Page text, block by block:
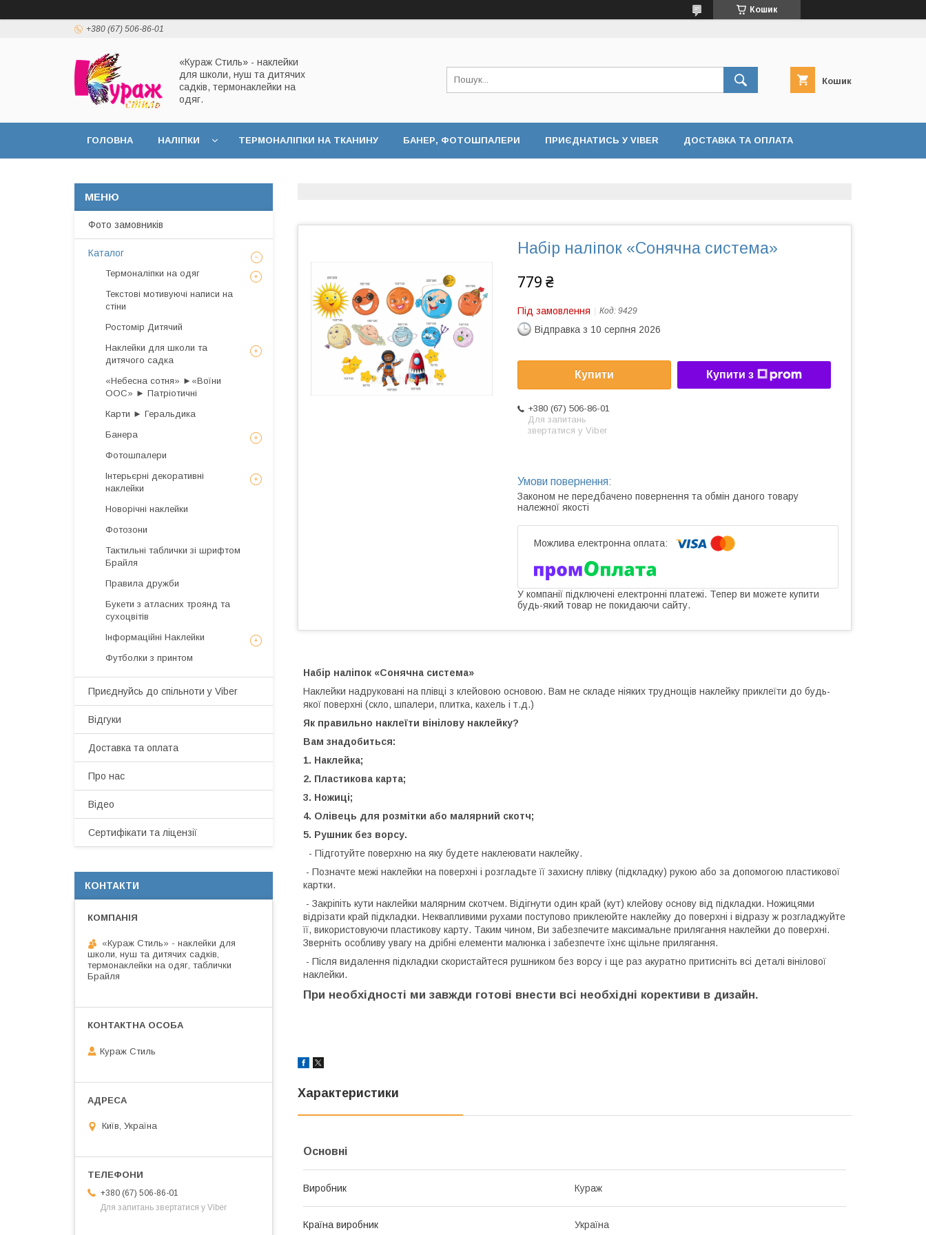
Кошик
+380 (67) 506-86-01
«Кураж Стиль» - наклейки
для школи, нуш та дитячих
садків, термонаклейки на
одяг.
Кошик
ГОЛОВНА НАЛІПКИ ТЕРМОНАЛІПКИ НА ТКАНИНУ БАНЕР, ФОТОШПАЛЕРИ ПРИЄДНАТИСЬ У VIBER ДОСТАВКА ТА ОПЛАТА
Набір наліпок «Сонячна система»
779 ₴
Під замовлення Код: 9429
Відправка з 10 серпня 2026
Купити Купити з
+380 (67) 506-86-01
Для запитань
звертатися у Viber
Законом не передбачено повернення та обмін даного товару
належної якості
У компанії підключені електронні платежі. Тепер ви можете купити
будь-який товар не покидаючи сайту.
Набір наліпок «Сонячна система»
Наклейки надруковані на плівці з клейовою основою. Вам не складе ніяких труднощів наклейку приклеїти до будь-
якої поверхні (скло, шпалери, плитка, кахель і т.д.)
Як правильно наклеїти вінілову наклейку?
Вам знадобиться:
1. Наклейка;
2. Пластикова карта;
3. Ножиці;
4. Олівець для розмітки або малярний скотч;
5. Рушник без ворсу.
- Підготуйте поверхню на яку будете наклеювати наклейку.
- Позначте межі наклейки на поверхні і розгладьте її захисну плівку (підкладку) рукою або за допомогою пластикової
картки.
- Закріпіть кути наклейки малярним скотчем. Відігнути один край (кут) клейову основу від підкладки. Ножицями
відрізати край підкладки. Неквапливими рухами поступово приклеюйте наклейку до поверхні і відразу ж розгладжуйте
її, використовуючи пластикову карту. Таким чином, Ви забезпечите максимальне прилягання наклейки до поверхні.
Зверніть особливу увагу на дрібні елементи малюнка і забезпечте їхнє щільне прилягання.
- Після видалення підкладки скористайтеся рушником без ворсу і ще раз акуратно притисніть всі деталі вінілової
наклейки.
При необхідності ми завжди готові внести всі необхідні корективи в дизайн.
Характеристики
Основні
Виробник Кураж
Країна виробник Україна
Фото замовників
Каталог
Термоналіпки на одяг
Текстові мотивуючі написи на
стіни
Ростомір Дитячий
Наклейки для школи та
дитячого садка
«Небесна сотня» ►«Воїни
ООС» ► Патріотичні
Карти ► Геральдика
Банера
Фотошпалери
Інтерьєрні декоративні
наклейки
Новорічні наклейки
Фотозони
Тактильні таблички зі шрифтом
Брайля
Правила дружби
Букети з атласних троянд та
сухоцвітів
Інформаційні Наклейки
Футболки з принтом
Приєднуйсь до спільноти у Viber
Відгуки
Доставка та оплата
Про нас
Відео
Сертифікати та ліцензії
КОНТАКТИ
«Кураж Стиль» - наклейки для
школи, нуш та дитячих садків,
термонаклейки на одяг, таблички
Брайля
Кураж Стиль
Київ, Україна
+380 (67) 506-86-01
Для запитань звертатися у Viber